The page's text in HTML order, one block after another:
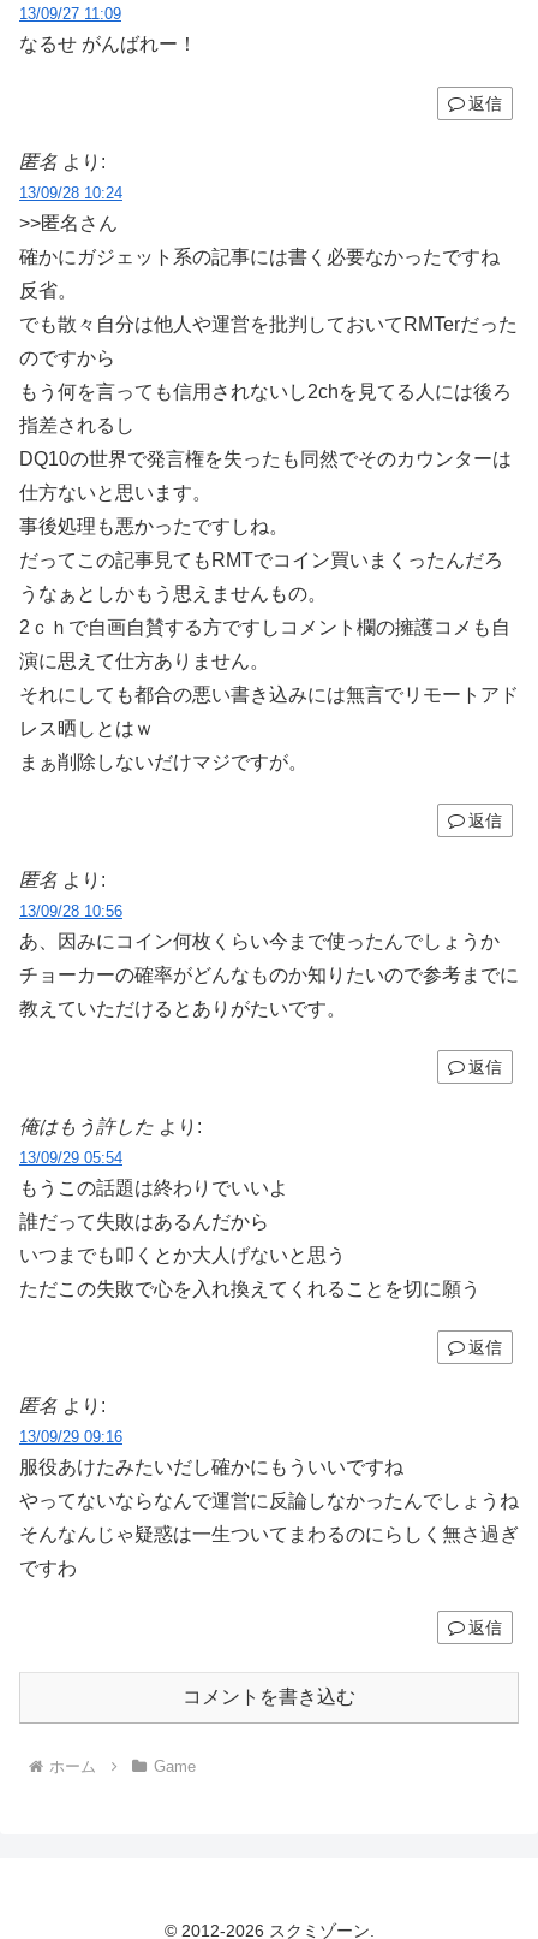
13/09/27 11:09
なるせ がんばれー！
返信
匿名 より:
13/09/28 10:24
>>匿名さん
確かにガジェット系の記事には書く必要なかったですね
反省。
でも散々自分は他人や運営を批判しておいてRMTerだった
のですから
もう何を言っても信用されないし2chを見てる人には後ろ
指差されるし
DQ10の世界で発言権を失ったも同然でそのカウンターは
仕方ないと思います。
事後処理も悪かったですしね。
だってこの記事見てもRMTでコイン買いまくったんだろ
うなぁとしかもう思えませんもの。
2ｃｈで自画自賛する方ですしコメント欄の擁護コメも自
演に思えて仕方ありません。
それにしても都合の悪い書き込みには無言でリモートアド
レス晒しとはｗ
まぁ削除しないだけマジですが。
返信
匿名 より:
13/09/28 10:56
あ、因みにコイン何枚くらい今まで使ったんでしょうか
チョーカーの確率がどんなものか知りたいので参考までに
教えていただけるとありがたいです。
返信
俺はもう許した より:
13/09/29 05:54
もうこの話題は終わりでいいよ
誰だって失敗はあるんだから
いつまでも叩くとか大人げないと思う
ただこの失敗で心を入れ換えてくれることを切に願う
返信
匿名 より:
13/09/29 09:16
服役あけたみたいだし確かにもういいですね
やってないならなんで運営に反論しなかったんでしょうね
そんなんじゃ疑惑は一生ついてまわるのにらしく無さ過ぎ
ですわ
返信
コメントを書き込む
ホーム Game
© 2012-2026 スクミゾーン.